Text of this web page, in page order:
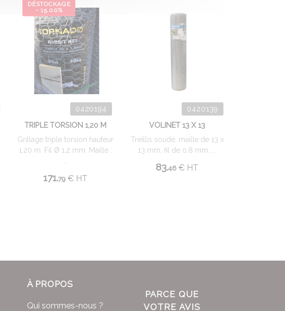
DÉSTOCKAGE
- 15.00%
0420194
TRIPLE TORSION 1,20 M
Grillage triple torsion hauteur
1,20 m. Fil Ø 1,2 mm. Maille :
171.79 € HT
0420139
VOLINET 13 X 13
Treillis soudé, maille de 13 x
13 mm, fil de 0.8 mm. ...
83.46 € HT
À PROPOS
Qui sommes-nous ?
PARCE QUE
VOTRE AVIS